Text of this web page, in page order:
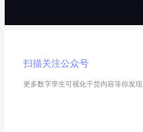
扫描关注公众号
更多数字孪生可视化干货内容等你发现